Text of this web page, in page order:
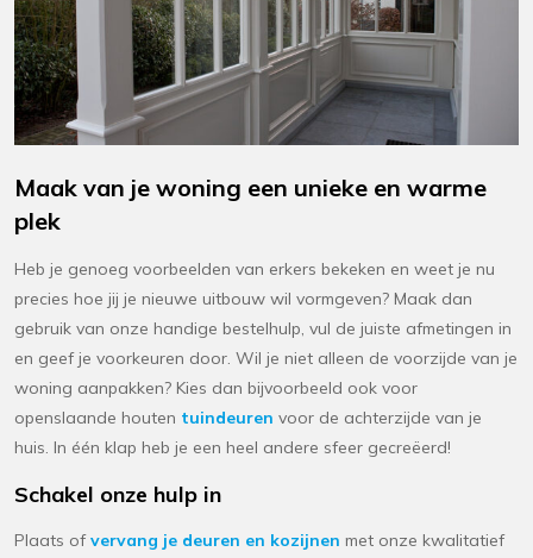
Maak van je woning een unieke en warme
plek
Heb je genoeg voorbeelden van erkers bekeken en weet je nu
precies hoe jij je nieuwe uitbouw wil vormgeven? Maak dan
gebruik van onze handige bestelhulp, vul de juiste afmetingen in
en geef je voorkeuren door. Wil je niet alleen de voorzijde van je
woning aanpakken? Kies dan bijvoorbeeld ook voor
openslaande houten tuindeuren voor de achterzijde van je
huis. In één klap heb je een heel andere sfeer gecreëerd!
Schakel onze hulp in
Plaats ofvervang je deuren en kozijnen met onze kwalitatief